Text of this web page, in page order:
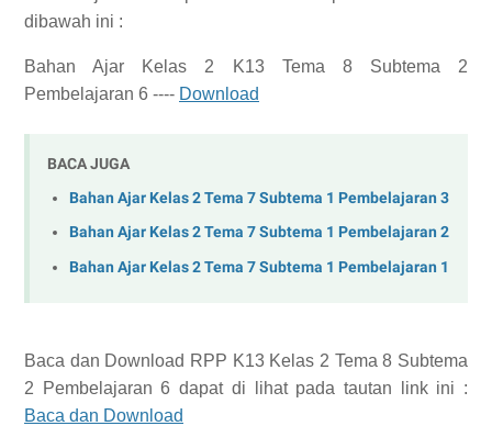
dibawah ini :
Bahan Ajar Kelas 2 K13 Tema 8 Subtema 2
Pembelajaran 6 ---- Download
BACA JUGA
Bahan Ajar Kelas 2 Tema 7 Subtema 1 Pembelajaran 3
Bahan Ajar Kelas 2 Tema 7 Subtema 1 Pembelajaran 2
Bahan Ajar Kelas 2 Tema 7 Subtema 1 Pembelajaran 1
Baca dan Download RPP K13 Kelas 2 Tema 8 Subtema
2 Pembelajaran 6dapat di lihat pada tautan link ini :
Baca dan Download